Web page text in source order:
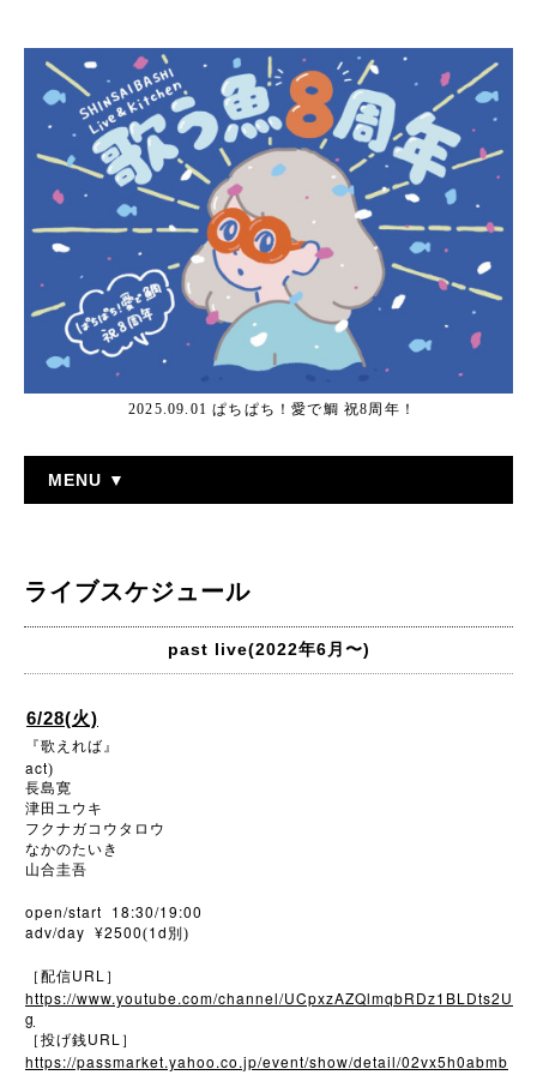
2025.09.01 ぱちぱち！愛で鯛 祝8周年！
MENU ▼
ライブスケジュール
past live(2022年6月〜)
6/28(火)
『歌えれば』
act)
長島寛
津田ユウキ
フクナガコウタロウ
なかのたいき
山合圭吾
open/start 18:30/19:00
adv/day ¥2500(1d 別)
［配信URL ］
https://www.youtube.com/channel/UCpxzAZQlmqbRDz1BLDts2U
g
［投げ銭URL ］
https://passmarket.yahoo.co.jp/event/show/detail/02vx5h0abmb